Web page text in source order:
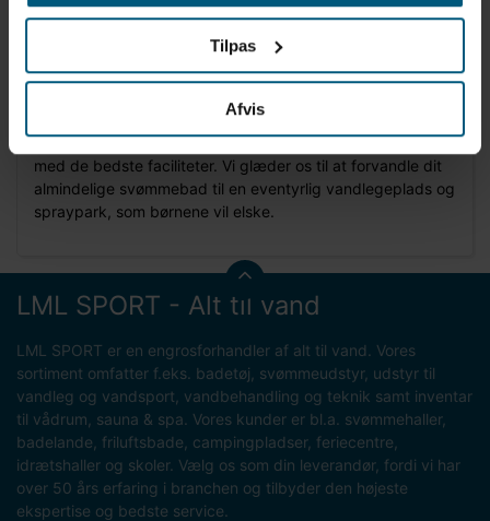
Tilpas
Afvis
Vandforbrug: 4 m³/t
Tag endelig fat i osfor at høre nærmere om AquaDrolics.
svømmehaller, friluftsbade, feriecentre - ja, alle slags
svømmebade, hvor man vil forkæle de små badegæster
med de bedste faciliteter. Vi glæder os til at forvandle dit
almindelige svømmebad til en eventyrlig vandlegeplads og
spraypark, som børnene vil elske.
LML SPORT - Alt til vand
LML SPORT er en engrosforhandler af alt til vand. Vores
sortiment omfatter f.eks. badetøj, svømmeudstyr, udstyr til
vandleg og vandsport, vandbehandling og teknik samt inventar
til vådrum, sauna & spa. Vores kunder er bl.a. svømmehaller,
badelande, friluftsbade, campingpladser, feriecentre,
idrætshaller og skoler. Vælg os som din leverandør, fordi vi har
over 50 års erfaring i branchen og tilbyder den højeste
ekspertise og bedste service.